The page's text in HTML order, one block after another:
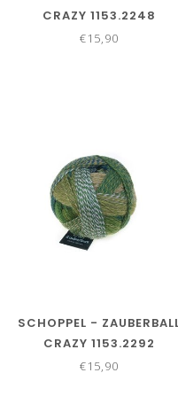
CRAZY 1153.2248
€15,90
SCHOPPEL - ZAUBERBALL
CRAZY 1153.2292
€15,90